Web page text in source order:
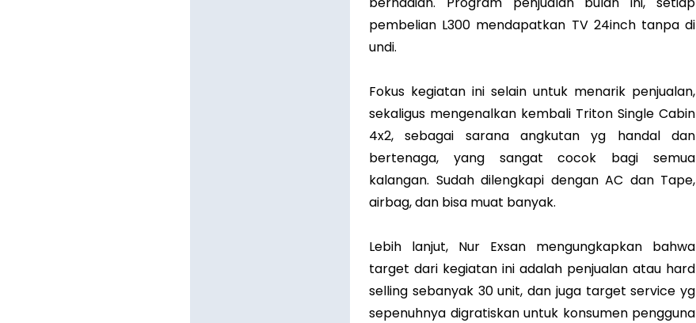
pembelian L300 mendapatkan TV 24inch tanpa di
undi.
Fokus kegiatan ini selain untuk menarik penjualan,
sekaligus mengenalkan kembali Triton Single Cabin
4x2, sebagai sarana angkutan yg handal dan
bertenaga, yang sangat cocok bagi semua
kalangan. Sudah dilengkapi dengan AC dan Tape,
airbag, dan bisa muat banyak.
Lebih lanjut, Nur Exsan mengungkapkan bahwa
target dari kegiatan ini adalah penjualan atau hard
selling sebanyak 30 unit, dan juga target service yg
sepenuhnya digratiskan untuk konsumen pengguna